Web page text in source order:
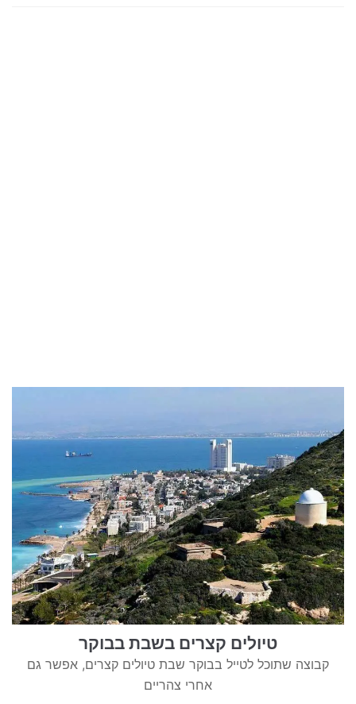
טיולים קצרים בשבת בבוקר
קבוצה שתוכל לטייל בבוקר שבת טיולים קצרים, אפשר גם
אחרי צהריים